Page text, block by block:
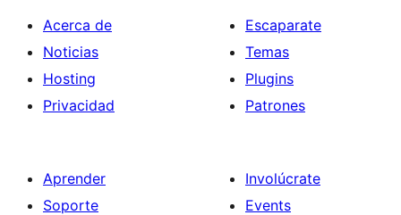
Acerca de
Noticias
Hosting
Privacidad
Escaparate
Temas
Plugins
Patrones
Aprender
Soporte
Involúcrate
Events